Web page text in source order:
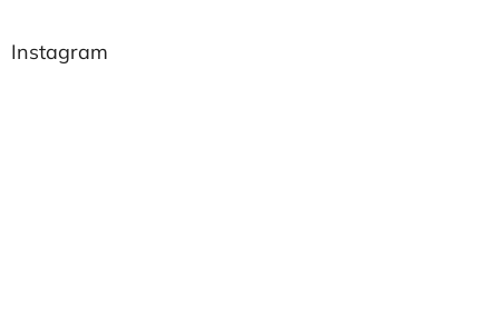
Instagram